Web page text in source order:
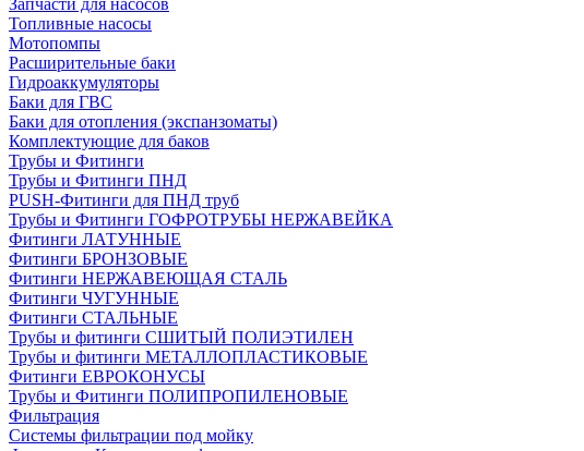
Запчасти для насосов
Топливные насосы
Мотопомпы
Расширительные баки
Гидроаккумуляторы
Баки для ГВС
Баки для отопления (экспанзоматы)
Комплектующие для баков
Трубы и Фитинги
Трубы и Фитинги ПНД
PUSH-Фитинги для ПНД труб
Трубы и Фитинги ГОФРОТРУБЫ НЕРЖАВЕЙКА
Фитинги ЛАТУННЫЕ
Фитинги БРОНЗОВЫЕ
Фитинги НЕРЖАВЕЮЩАЯ СТАЛЬ
Фитинги ЧУГУННЫЕ
Фитинги СТАЛЬНЫЕ
Трубы и фитинги СШИТЫЙ ПОЛИЭТИЛЕН
Трубы и фитинги МЕТАЛЛОПЛАСТИКОВЫЕ
Фитинги ЕВРОКОНУСЫ
Трубы и Фитинги ПОЛИПРОПИЛЕНОВЫЕ
Фильтрация
Системы фильтрации под мойку